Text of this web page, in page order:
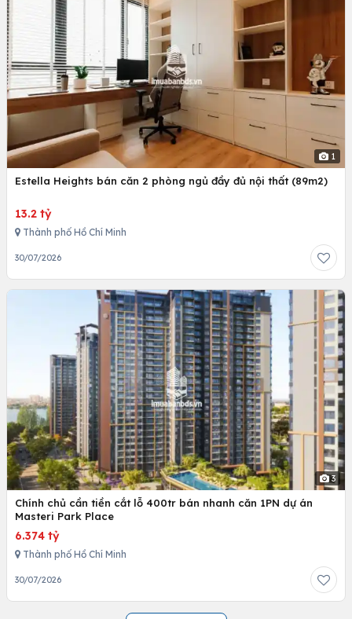
1
Estella Heights bán căn 2 phòng ngủ đầy đủ nội thất (89m2)
13.2 tỷ
Thành phố Hồ Chí Minh
30/07/2026
3
Chính chủ cần tiền cắt lỗ 400tr bán nhanh căn 1PN dự án
Masteri Park Place
6.374 tỷ
Thành phố Hồ Chí Minh
30/07/2026